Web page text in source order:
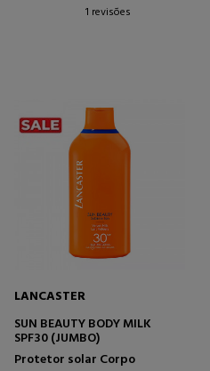
1 revisões
LANCASTER
SUN BEAUTY BODY MILK
SPF30 (JUMBO)
Protetor solar Corpo